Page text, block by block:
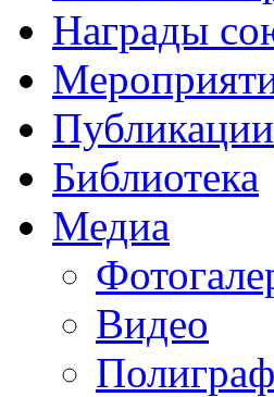
Награды
Публикации
Библиотека
Медиа
Видео